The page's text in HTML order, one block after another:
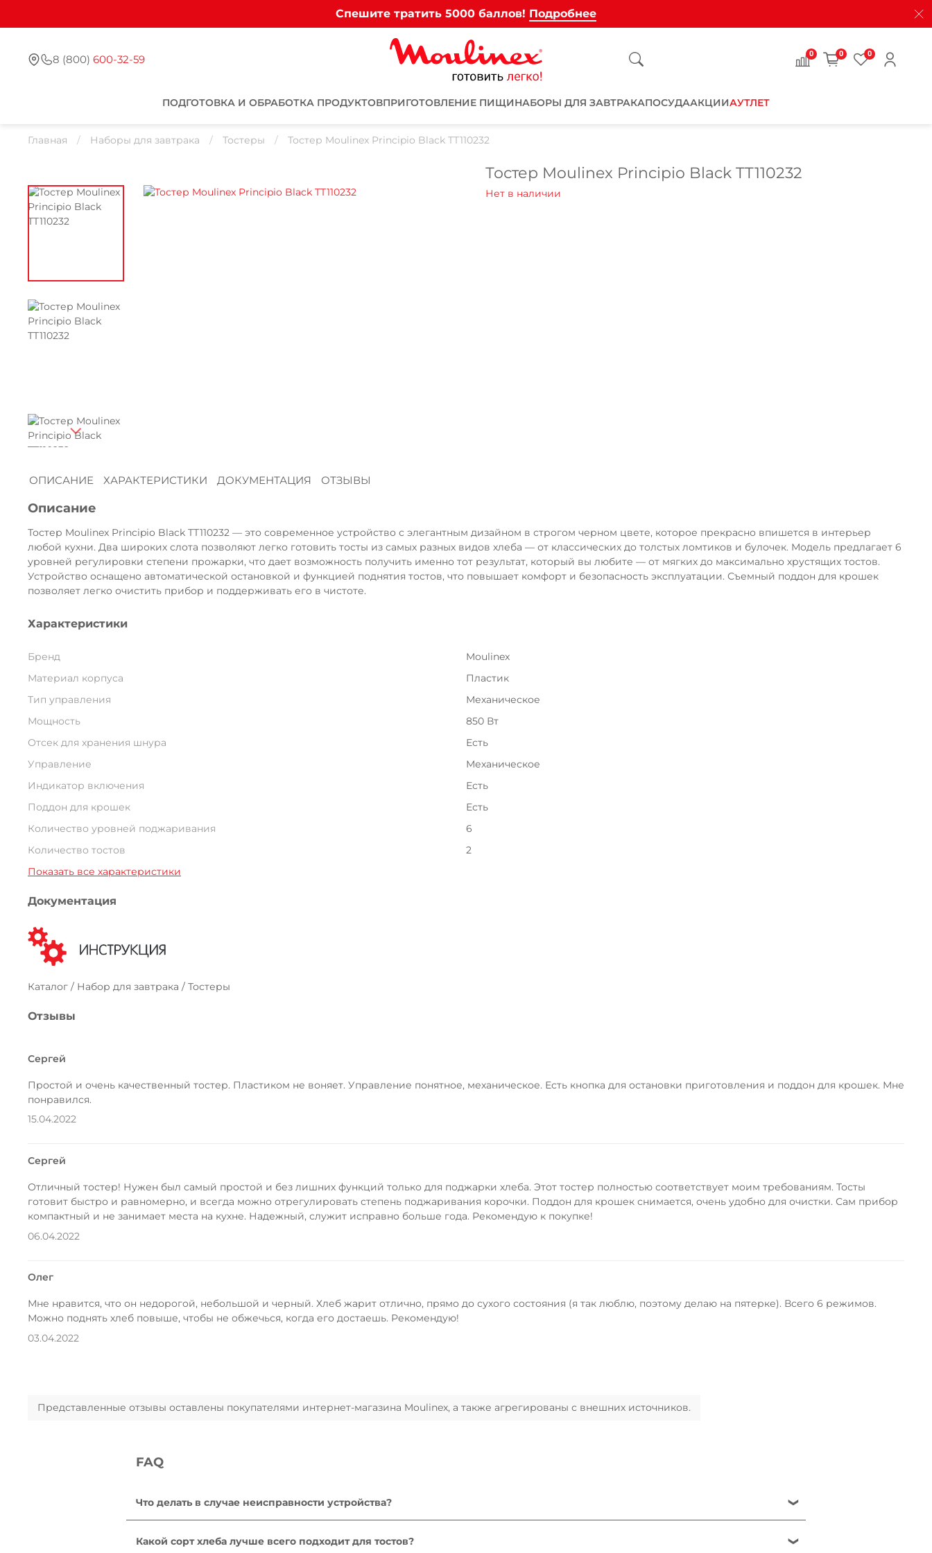
Спешите тратить 5000 баллов! Подробнее
8 (800) 600-32-59 0 0 0
ПОДГОТОВКА И ОБРАБОТКА ПРОДУКТОВПРИГОТОВЛЕНИЕ ПИЩИНАБОРЫ ДЛЯ ЗАВТРАКАПОСУДААКЦИИАУТЛЕТ
Главная Наборы для завтрака Тостеры Тостер Moulinex Principio Black TT110232
Тостер Moulinex Principio Black TT110232
ОПИСАНИЕ ХАРАКТЕРИСТИКИ ДОКУМЕНТАЦИЯ ОТЗЫВЫ
Описание
Тостер Moulinex Principio Black TT110232 — это современное устройство с элегантным дизайном в строгом черном цвете, которое прекрасно впишется в интерьер
любой кухни. Два широких слота позволяют легко готовить тосты из самых разных видов хлеба — от классических до толстых ломтиков и булочек. Модель предлагает 6
уровней регулировки степени прожарки, что дает возможность получить именно тот результат, который вы любите — от мягких до максимально хрустящих тостов.
Устройство оснащено автоматической остановкой и функцией поднятия тостов, что повышает комфорт и безопасность эксплуатации. Съемный поддон для крошек
позволяет легко очистить прибор и поддерживать его в чистоте.
Характеристики
Бренд
Moulinex
Материал корпуса
Пластик
Тип управления
Механическое
Мощность
850 Вт
Отсек для хранения шнура
Есть
Управление
Механическое
Индикатор включения
Есть
Поддон для крошек
Есть
Количество уровней поджаривания
6
Количество тостов
2
Показать все характеристики
Документация
Каталог / Набор для завтрака / Тостеры
Отзывы
Сергей
Простой и очень качественный тостер. Пластиком не воняет. Управление понятное, механическое. Есть кнопка для остановки приготовления и поддон для крошек. Мне
понравился.
15.04.2022
Сергей
Отличный тостер! Нужен был самый простой и без лишних функций только для поджарки хлеба. Этот тостер полностью соответствует моим требованиям. Тосты
готовит быстро и равномерно, и всегда можно отрегулировать степень поджаривания корочки. Поддон для крошек снимается, очень удобно для очистки. Сам прибор
компактный и не занимает места на кухне. Надежный, служит исправно больше года. Рекомендую к покупке!
06.04.2022
Олег
Мне нравится, что он недорогой, небольшой и черный. Хлеб жарит отлично, прямо до сухого состояния (я так люблю, поэтому делаю на пятерке). Всего 6 режимов.
Можно поднять хлеб повыше, чтобы не обжечься, когда его достаешь. Рекомендую!
03.04.2022
Представленные отзывы оставлены покупателями интернет-магазина Moulinex, а также агрегированы с внешних источников.
Закрыть
Получайте товарвыбранный способом
об оплате Плайтом
8 800 302-02-51
plait.ru
FAQ
Что делать в случае неисправности устройства?
находится в рабочем состоянии, подключив к ней другое устройство. Если прибор не заработал, не пытайтесь разобрать или
Какой сорт хлеба лучше всего подходит для тостов?